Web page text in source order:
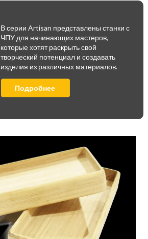
В серии Artisan представлены станки с
ЧПУ для начинающих мастеров,
которые хотят раскрыть свой
творческий потенциал и создавать
изделия из различных материалов.
Подробнее